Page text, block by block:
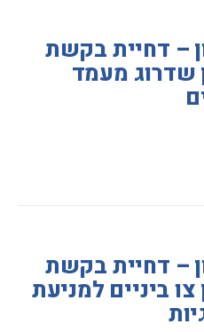
– דחיית בקשת
שדרוג מעמד
– דחיית בקשת
ביניים למניעת